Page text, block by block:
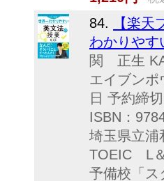
84.
【楽
わかりや
関 正生
エイブン
日 予約締
ISBN：
埼玉県立浦
TOEIC L＆
予備校「ス